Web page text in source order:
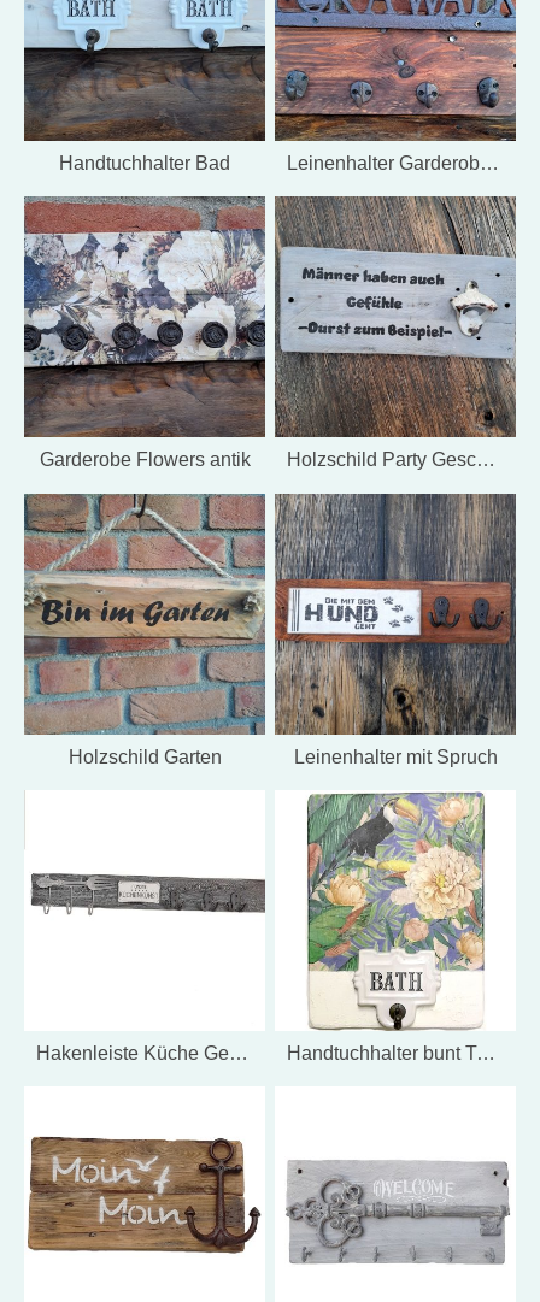
Handtuchhalter Bad Leinenhalter Garderobe Altholz
Garderobe Flowers antik Holzschild Party Geschenk Männer
Holzschild Garten Leinenhalter mit Spruch
Hakenleiste Küche Geschenk Muttertag Handtuchhalter bunt Tukan